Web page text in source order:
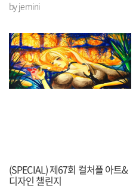
by jemini
(SPECIAL) 제67회 컬처플 아트&
디자인 챌린지